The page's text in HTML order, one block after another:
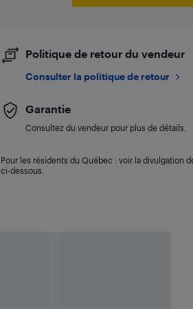
Politique de retour du vendeur
Consulter la politique de retour
Garantie
Consultez du vendeur pour plus de détails.
Pour les résidents du Québec : voir la divulgation
ci-dessous.